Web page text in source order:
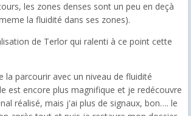
les zones denses sont un peu en deçà
la fluidité dans ses zones).
de Terlor qui ralenti à ce point cette
la parcourir avec un niveau de fluidité
est encore plus magnifique et je redécouvre
réalisé, mais j'ai plus de signaux, bon…. le